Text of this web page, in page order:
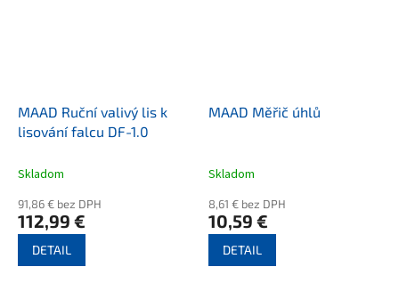
MAAD Ruční valivý lis k
lisování falcu DF-1.0
Skladom
91,86 € bez DPH
112,99 €
DETAIL
MAAD Měřič úhlů
Skladom
8,61 € bez DPH
10,59 €
DETAIL